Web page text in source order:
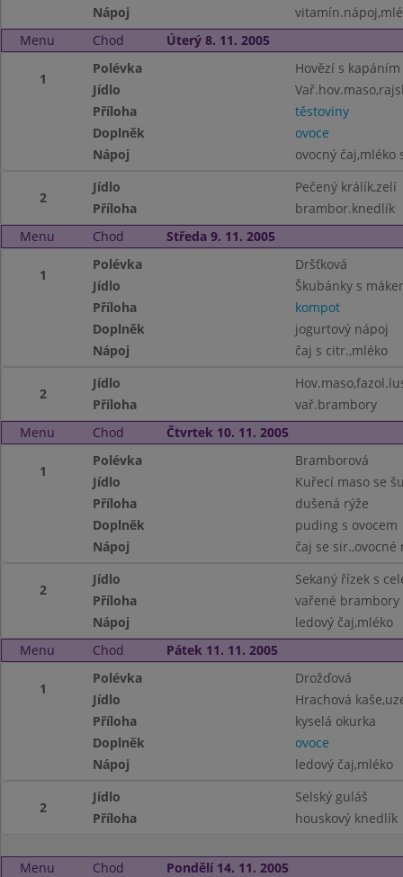
Nápoj
Menu
Chod Úterý 8. 11. 2005
1
Polévka
Hovězí s kapáním
Jídlo
Příloha
těstoviny
Doplněk
ovoce
Nápoj
ovocný
2
Jídlo
Pečený králík,zelí
Příloha
brambor.knedlík
Menu
Chod Středa 9. 11. 2005
1
Polévka
Dršťková
Jídlo
Škubánky s
Příloha
kompot
Doplněk
jogurtový nápoj
Nápoj
čaj s citr.,mléko
2
Jídlo
Příloha
vař.brambory
Menu
Chod Čtvrtek 10. 11. 2005
1
Polévka
Bramborová
Jídlo
Kuřecí maso se
Příloha
dušená rýže
Doplněk
puding s ovocem
Nápoj
čaj se sir.,ovocné
2
Jídlo
Sekaný řízek s
Příloha
vařené brambory
Nápoj
ledový čaj,mléko
Menu
Chod Pátek 11. 11. 2005
1
Polévka
Drožďová
Jídlo
Hrachová
Příloha
kyselá okurka
Doplněk
ovoce
Nápoj
ledový čaj,mléko
2
Jídlo
Selský guláš
Příloha
houskový knedlík
Menu Chod Pondělí 14. 11. 2005